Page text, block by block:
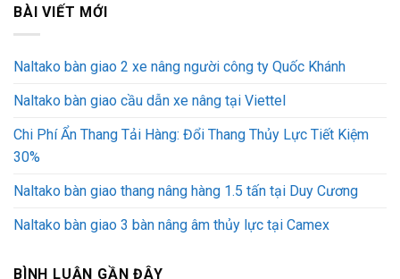
BÀI VIẾT MỚI
Naltako bàn giao 2 xe nâng người công ty Quốc Khánh
Naltako bàn giao cầu dẫn xe nâng tại Viettel
Chi Phí Ẩn Thang Tải Hàng: Đổi Thang Thủy Lực Tiết Kiệm
30%
Naltako bàn giao thang nâng hàng 1.5 tấn tại Duy Cương
Naltako bàn giao 3 bàn nâng âm thủy lực tại Camex
BÌNH LUẬN GẦN ĐÂY